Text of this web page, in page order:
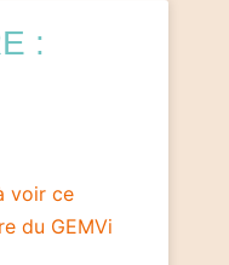
:
voir ce
du GEMVi